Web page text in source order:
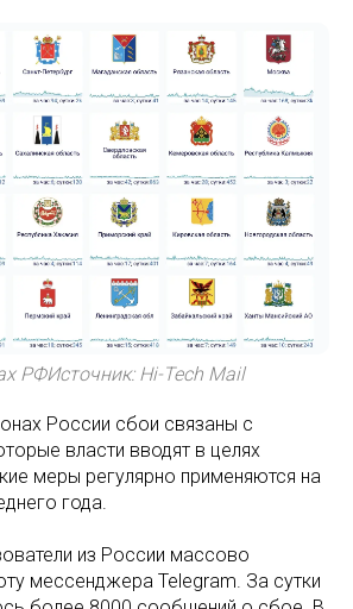
РФИсточник: Hi-Tech Mail
России сбои связаны с
власти вводят в целях
меры регулярно применяются на
года.
из России массово
мессенджера Telegram. За сутки